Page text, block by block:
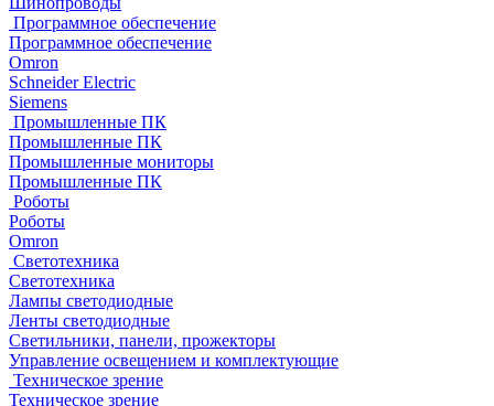
Программное обеспечение
Программное обеспечение
Omron
Schneider Electric
Siemens
Промышленные ПК
Промышленные ПК
Промышленные мониторы
Промышленные ПК
Роботы
Роботы
Omron
Светотехника
Светотехника
Лампы светодиодные
Ленты светодиодные
Светильники, панели, прожекторы
Управление освещением и комплектующие
Техническое зрение
Техническое зрение